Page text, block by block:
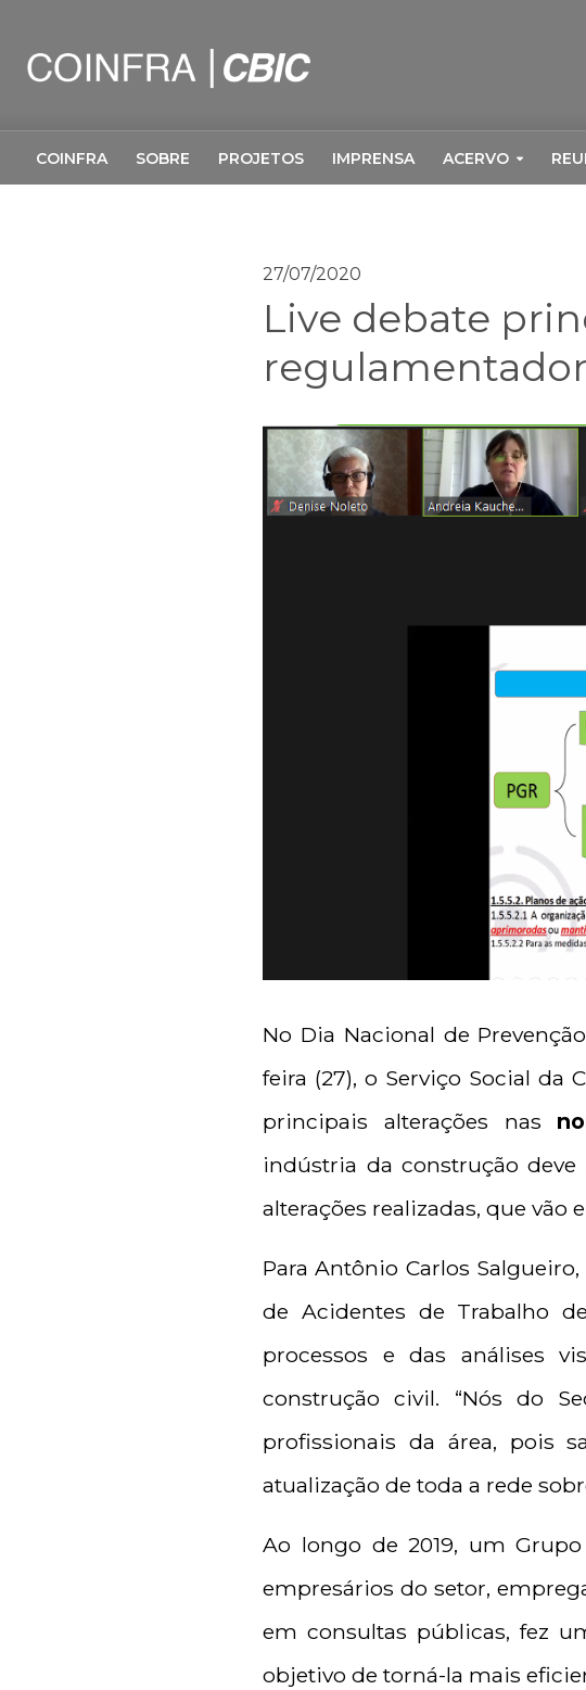
COINFRA SOBRE PROJETOS IMPRENSA ACERVO
27/07/2020
Live debate
No Dia Nacional de
feira (27), o Serviço Social da
principais alterações nas
indústria da construção
alterações realizadas, que
Para Antônio Carlos
de Acidentes de Trabalho
processos e das análises
construção civil. “Nós do
profissionais da área, pois
atualização de toda a rede
Ao longo de 2019, um
empresários do setor,
em consultas públicas, fez
objetivo de torná-la mais